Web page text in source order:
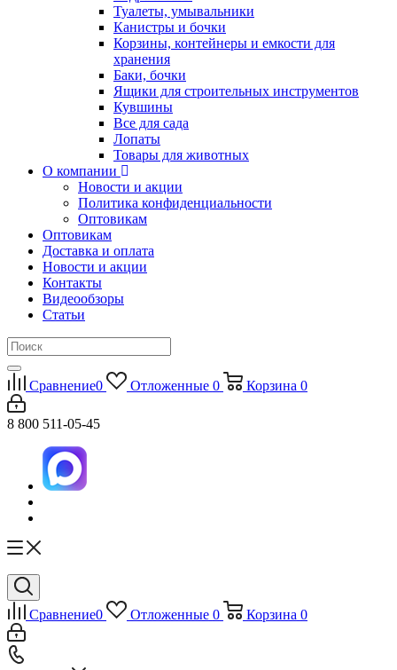
Туалеты, умывальники
Канистры и бочки
Корзины, контейнеры и емкости для
хранения
Баки, бочки
Ящики для строительных инструментов
Кувшины
Все для сада
Лопаты
Товары для животных
О компании
Новости и акции
Политика конфиденциальности
Оптовикам
Оптовикам
Доставка и оплата
Новости и акции
Контакты
Видеообзоры
Статьи
Сравнение0 Отложенные 0 Корзина 0
8 800 511-05-45
Сравнение0 Отложенные 0 Корзина 0